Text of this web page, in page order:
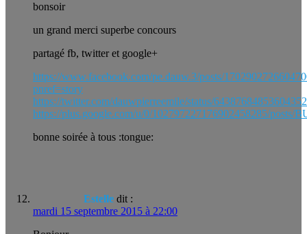
bonsoir
un grand merci superbe concours
partagé fb, twitter et google+
https://www.facebook.com/pe.dauw.3/posts/
pnref=story
https://twitter.com/dauwpierreemile/status/
https://plus.google.com/u/0/102797227176902458285/posts/
bonne soirée à tous :tongue:
Estelle dit :
mardi 15 septembre 2015 à 22:00